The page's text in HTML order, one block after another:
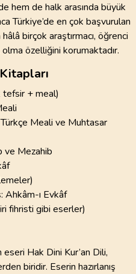
hem de halk arasında büyük
Türkiye’de en çok başvurulan
birçok araştırmacı, öğrenci
özelliğini korumaktadır.
Kitapları
tefsir + meal)
Türkçe Meali ve Muhtasar
ve Mezahib
Ahkâm-ı Evkâf
fihristi gibi eserler)
eseri Hak Dini Kur’an Dili,
biridir. Eserin hazırlanış